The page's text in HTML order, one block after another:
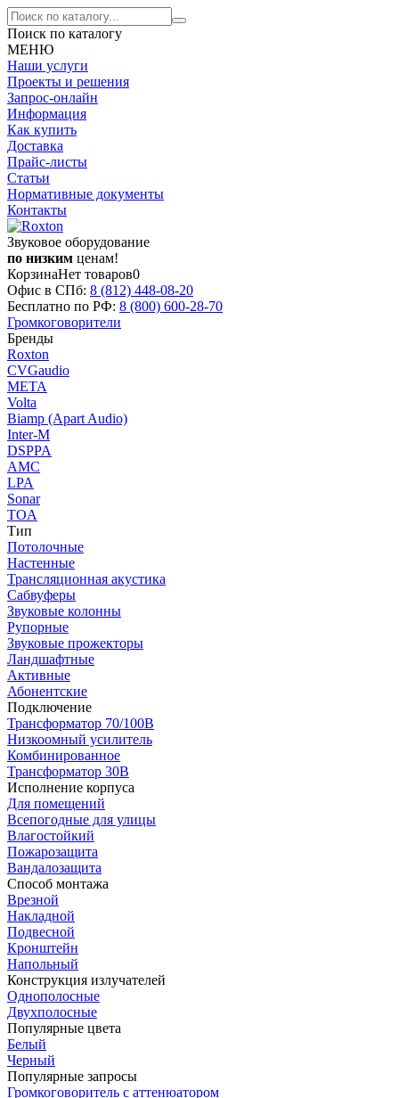
Поиск по каталогу
МЕНЮ
Наши услуги
Проекты и решения
Запрос-онлайн
Информация
Как купить
Доставка
Прайс-листы
Статьи
Нормативные документы
Контакты
Звуковое оборудование
по низким ценам!
КорзинаНет товаров0
Офис в СПб: 8 (812) 448-08-20
Бесплатно по РФ: 8 (800) 600-28-70
Громкоговорители
Бренды
Roxton
CVGaudio
МЕТА
Volta
Biamp (Apart Audio)
Inter-M
DSPPA
AMC
LPA
Sonar
TOA
Тип
Потолочные
Настенные
Трансляционная акустика
Сабвуферы
Звуковые колонны
Рупорные
Звуковые прожекторы
Ландшафтные
Активные
Абонентские
Подключение
Трансформатор 70/100В
Низкоомный усилитель
Комбинированное
Трансформатор 30В
Исполнение корпуса
Для помещений
Всепогодные для улицы
Влагостойкий
Пожарозащита
Вандалозащита
Способ монтажа
Врезной
Накладной
Подвесной
Кронштейн
Напольный
Конструкция излучателей
Однополосные
Двухполосные
Популярные цвета
Белый
Черный
Популярные запросы
Громкоговоритель с аттенюатором